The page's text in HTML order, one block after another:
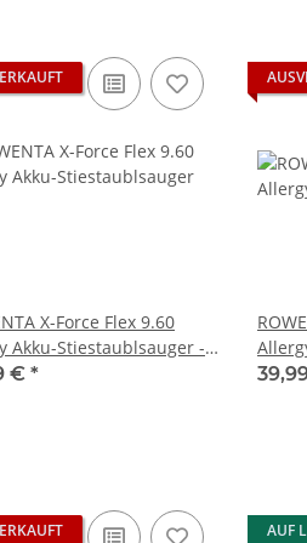
X-Force Flex 9.60
Akku-Stiestaublsauger -
Lila - nur Hauptgerät
€ *
AUF
Netzteil EADP
Sony